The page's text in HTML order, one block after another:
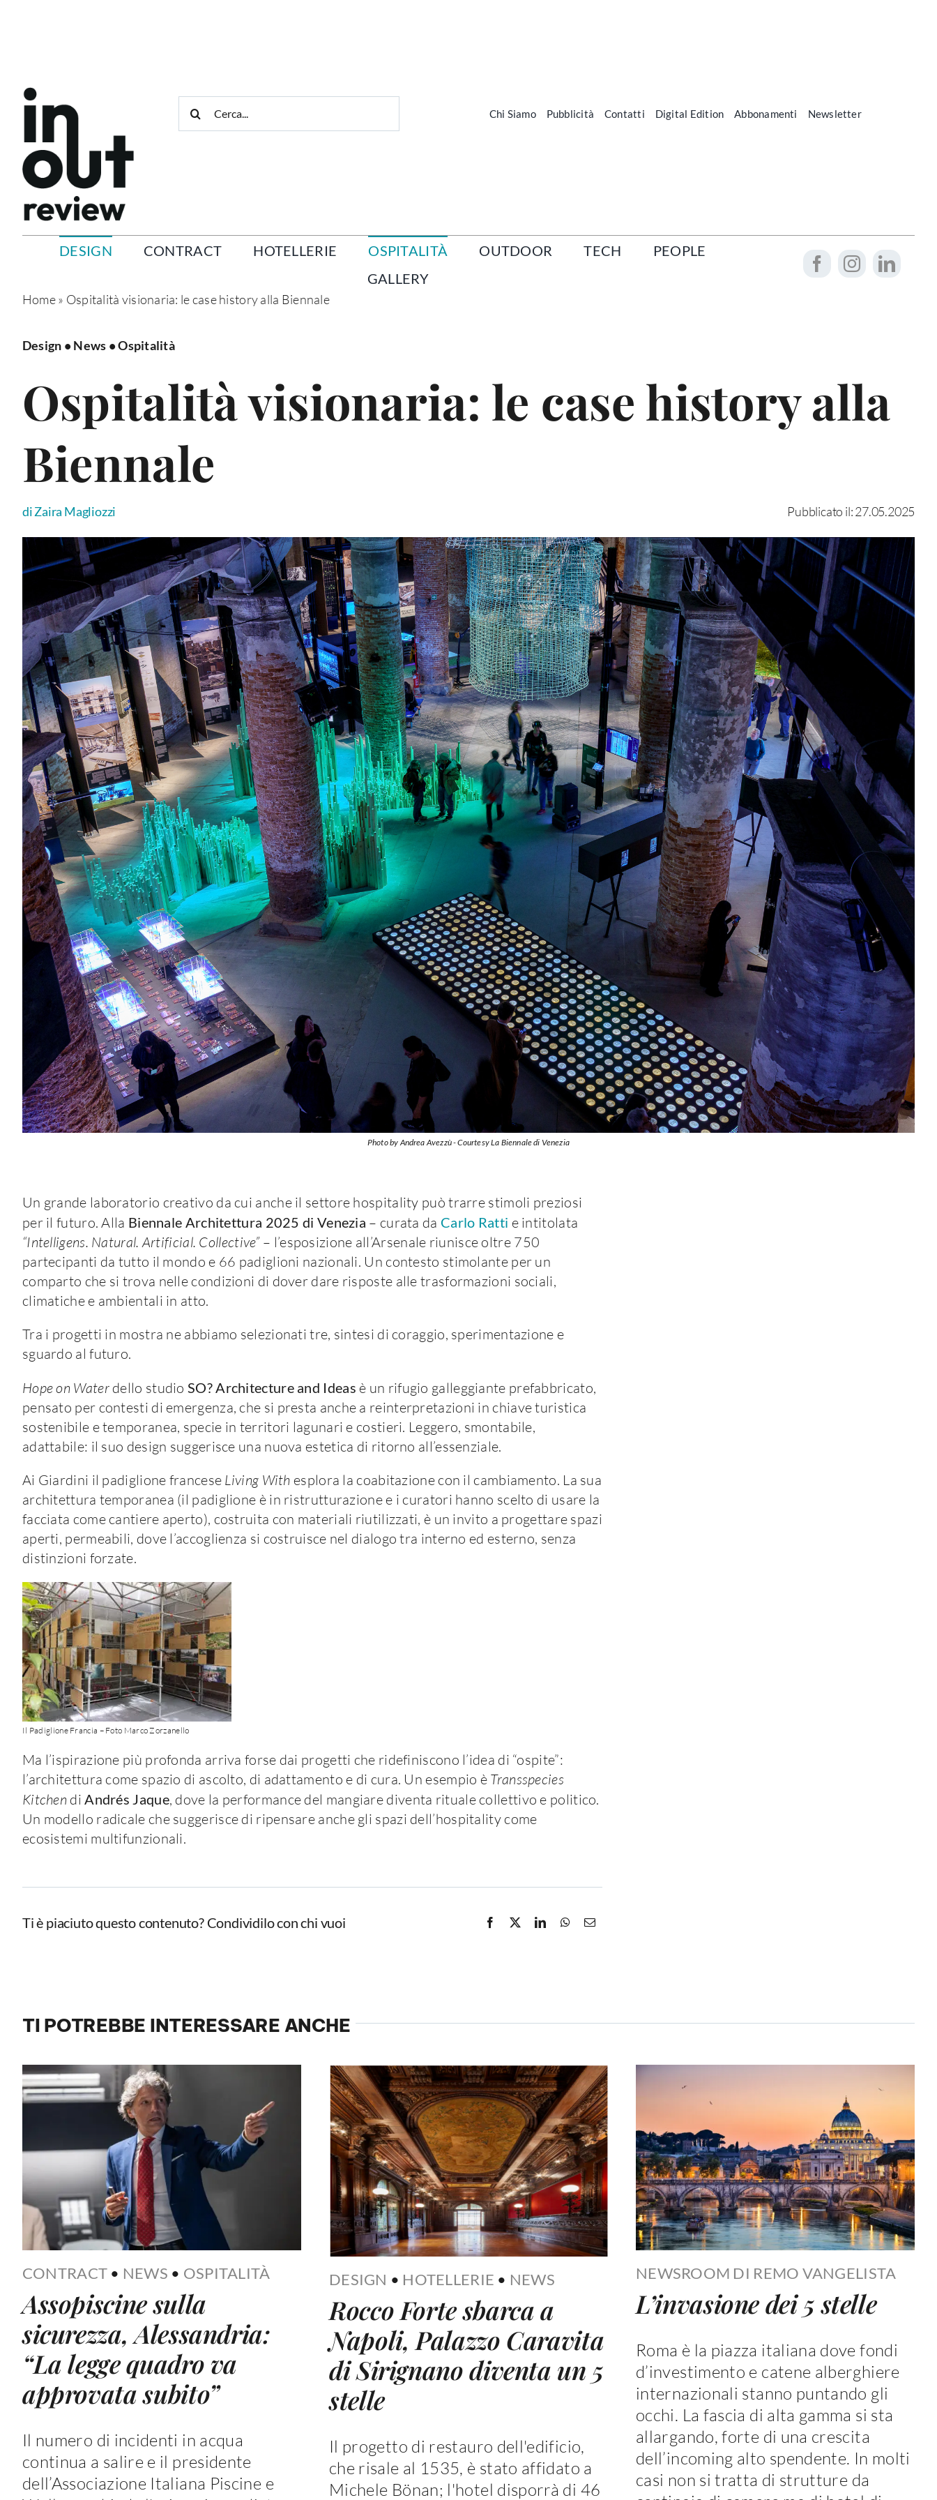
per:
Chi Siamo Pubblicità Contatti Digital Edition Abbonamenti Newsletter
DESIGN CONTRACT HOTELLERIE OSPITALITÀ OUTDOOR TECH
PEOPLE
GALLERY
Home» Ospitalità visionaria: le case history alla Biennale
Design • News •Ospitalità
Ospitalità visionaria: le case history alla
Biennale
di Zaira Magliozzi Pubblicato il: 27.05.2025
Photo by Andrea Avezzù - Courtesy La Biennale di Venezia
Un grande laboratorio creativo da cui anche il settore hospitality può trarre stimoli preziosi
per il futuro. Alla Biennale Architettura 2025 di Venezia – curata da Carlo Ratti e intitolata
“Intelligens. Natural. Artificial. Collective” – l’esposizione all’Arsenale riunisce oltre 750
partecipanti da tutto il mondo e 66 padiglioni nazionali. Un contesto stimolante per un
comparto che si trova nelle condizioni di dover dare risposte alle trasformazioni sociali,
climatiche e ambientali in atto.
Tra i progetti in mostra ne abbiamo selezionati tre, sintesi di coraggio, sperimentazione e
sguardo al futuro.
Hope on Waterdello studioSO? Architecture and Ideas è un rifugio galleggiante prefabbricato,
pensato per contesti di emergenza, che si presta anche a reinterpretazioni in chiave turistica
sostenibile e temporanea, specie in territori lagunari e costieri. Leggero, smontabile,
adattabile: il suo design suggerisce una nuova estetica di ritorno all’essenziale.
Ai Giardini il padiglione francese Living With esplora la coabitazione con il cambiamento. La sua
architettura temporanea (il padiglione è in ristrutturazione e i curatori hanno scelto di usare la
facciata come cantiere aperto), costruita con materiali riutilizzati, è un invito a progettare spazi
aperti, permeabili, dove l’accoglienza si costruisce nel dialogo tra interno ed esterno, senza
distinzioni forzate.
Il Padiglione Francia – Foto Marco Zorzanello
Ma l’ispirazione più profonda arriva forse dai progetti che ridefiniscono l’idea di “ospite”:
l’architettura come spazio di ascolto, di adattamento e di cura. Un esempio è Transspecies
Kitchen diAndrés Jaque, dove la performance del mangiare diventa rituale collettivo e politico.
Un modello radicale che suggerisce di ripensare anche gli spazi dell’hospitality come
ecosistemi multifunzionali.
Ti è piaciuto questo contenuto? Condividilo con chi vuoi
TI POTREBBE INTERESSARE ANCHE
CONTRACT • NEWS • OSPITALITÀ
Assopiscine sulla
sicurezza, Alessandria:
“La legge quadro va
approvata subito”
Il numero di incidenti in acqua
continua a salire e il presidente
dell’Associazione Italiana Piscine e
DESIGN • HOTELLERIE • NEWS
Rocco Forte sbarca a
Napoli, Palazzo Caravita
di Sirignano diventa un 5
stelle
Il progetto di restauro dell'edificio,
che risale al 1535, è stato affidato a
Michele Bönan; l'hotel disporrà di 46
NEWSROOM DI REMO VANGELISTA
L’invasione dei 5 stelle
Roma è la piazza italiana dove fondi
d’investimento e catene alberghiere
internazionali stanno puntando gli
occhi. La fascia di alta gamma si sta
allargando, forte di una crescita
dell’incoming alto spendente. In molti
casi non si tratta di strutture da